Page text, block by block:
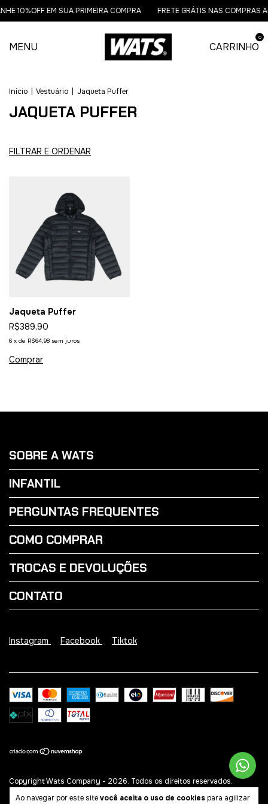
10%OFF EM SUA PRIMEIRA COMPRA FRETE GRÁTIS NAS
MENU CARRINHO
0
Ao navegar por este sitevocê aceita o uso de cookiespara agilizar
Início Vestuário Jaqueta Puffer
JAQUETA PUFFER
FILTRAR E ORDENAR
Jaqueta Puffer
R$389,90
6 x de R$64,98 sem juros
Comprar
SOBRE A WATS
INFANTIL
PERGUNTAS FREQUENTES
COMO COMPRAR
TROCAS E DEVOLUÇÕES
CONTATO
Instagram Facebook Tiktok
Copyright Wats Company - 2026. Todos os direitos reservados.